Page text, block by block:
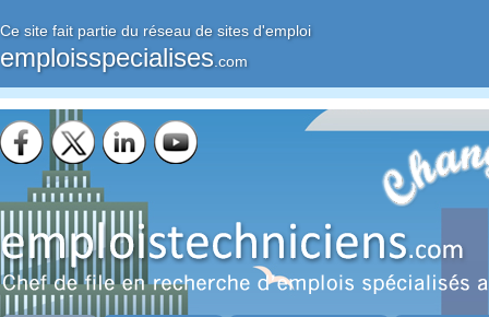
Ce site fait partie du réseau de sites d'emploi
emploisspecialises .com